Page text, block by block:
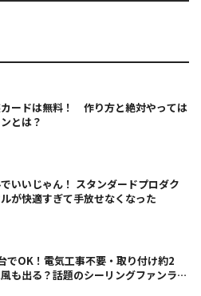
ードは無料！ 作り方と絶対やっては
とは？
いいじゃん！ スタンダードプロダク
が快適すぎて手放せなくなった
でOK！電気工事不要・取り付け約2
も出る？話題のシーリングファンライ